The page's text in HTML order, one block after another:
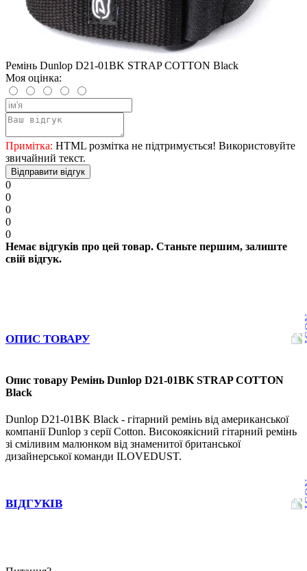
Ремінь Dunlop D21-01BK STRAP COTTON Black
Моя оцінка:
Примітка: HTML розмітка не підтримується! Використовуйте
звичайний текст.
Відправити відгук
0
0
0
0
0
Немає відгуків про цей товар. Станьте першим, залиште
свій відгук.
ОПИС ТОВАРУ
Опис товару Ремінь Dunlop D21-01BK STRAP COTTON
Black
Dunlop D21-01BK Black - гітарний ремінь від американської
компанії Dunlop з серії Cotton. Високоякісний гітарний ремінь
зі сміливим малюнком від знаменитої британської
дизайнерської команди ILOVEDUST.
ВІДГУКІВ